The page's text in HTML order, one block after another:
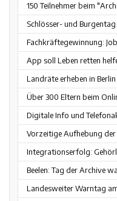
150 Teilnehmer beim
Schlösser- und
Fachkräftegewinnung:
App soll Leben retten
Landräte erheben in
Über 300 Eltern beim
Digitale Info und
Vorzeitige Aufhebung
Integrationserfolg:
Beelen: Tag der Archive
Landesweiter Warntag